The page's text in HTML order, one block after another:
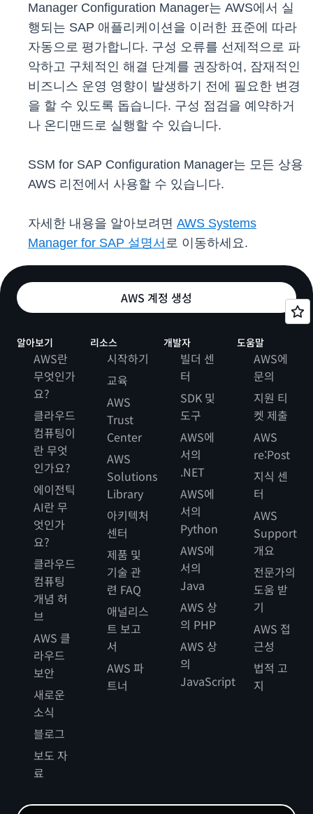
Manager Configuration Manager는 AWS에서 실
행되는 SAP 애플리케이션을 이러한 표준에 따라
자동으로 평가합니다. 구성 오류를 선제적으로 파
악하고 구체적인 해결 단계를 권장하여, 잠재적인
비즈니스 운영 영향이 발생하기 전에 필요한 변경
을 할 수 있도록 돕습니다. 구성 점검을 예약하거
나 온디맨드로 실행할 수 있습니다.
SSM for SAP Configuration Manager는 모든 상용
AWS 리전에서 사용할 수 있습니다.
자세한 내용을 알아보려면 AWS Systems
Manager for SAP 설명서 로 이동하세요.
AWS 계정 생성
알아보기
AWS란
무엇인가
요?
클라우드
컴퓨팅이
란 무엇
인가요?
에이전틱
AI란 무
엇인가
요?
클라우드
컴퓨팅
개념 허
브
AWS 클
라우드
보안
새로운
소식
블로그
보도 자
료
리소스
시작하기
교육
AWS
Trust
Center
AWS
Solutions
Library
아키텍처
센터
제품 및
기술 관
련 FAQ
애널리스
트 보고
서
AWS 파
트너
개발자
빌더 센
터
SDK 및
도구
AWS에
서의
.NET
AWS에
서의
Python
AWS에
서의
Java
AWS 상
의 PHP
AWS 상
의
JavaScript
도움말
AWS에
문의
지원 티
켓 제출
AWS
re:Post
지식 센
터
AWS
Support
개요
전문가의
도움 받
기
AWS 접
근성
법적 고
지